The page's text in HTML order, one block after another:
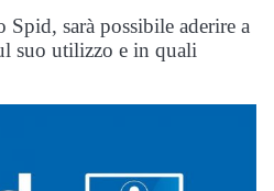
sarà possibile aderire a
suo utilizzo e in quali